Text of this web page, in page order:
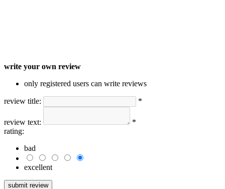
write your own review
only registered users can write reviews
review title: *
review text:
*
rating:
bad
excellent